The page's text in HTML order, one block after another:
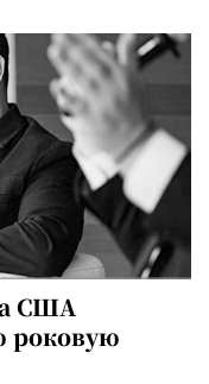
США
роковую